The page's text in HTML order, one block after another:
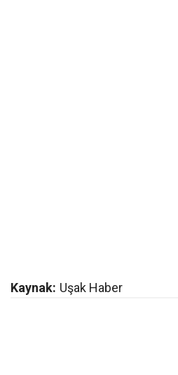
Kaynak: Uşak Haber